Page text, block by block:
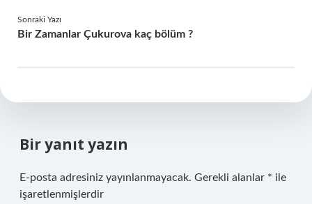
Sonraki Yazı
Bir Zamanlar Çukurova kaç bölüm ?
Bir yanıt yazın
E-posta adresiniz yayınlanmayacak. Gerekli alanlar * ile
işaretlenmişlerdir